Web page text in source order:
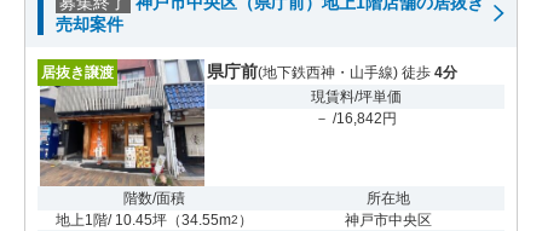
売却案件
居抜き譲渡 県庁前(地下鉄西神・山手線) 徒歩 4分
現賃料/坪単価
－ /16,842円
階数/面積
地上1階/ 10.45坪 （34.55m2 ）
所在地
神戸市中央区